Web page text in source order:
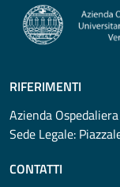
RIFERIMENTI
Azienda
Sede Legale:
CONTATTI